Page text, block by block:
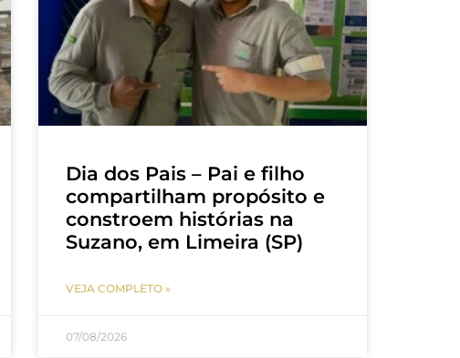
Dia dos Pais – Pai e filho
compartilham propósito e
constroem histórias na
Suzano, em Limeira (SP)
VEJA COMPLETO »
07/08/2026